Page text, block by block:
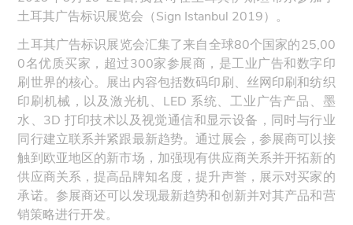
土耳其广告标识展览会（Sign Istanbul 2019）。
土耳其广告标识展览会汇集了来自全球80个国家的25,00
0名优质买家，超过300家参展商，是工业广告和数字印
刷世界的核心。展出内容包括数码印刷、丝网印刷和纺织
印刷机械，以及激光机、LED 系统、工业广告产品、墨
水、3D 打印技术以及视觉通信和显示设备，同时与行业
同行建立联系并紧跟最新趋势。通过展会，参展商可以接
触到欧亚地区的新市场，加强现有供应商关系并开拓新的
供应商关系，提高品牌知名度，提升声誉，展示对买家的
承诺。参展商还可以发现最新趋势和创新并对其产品和营
销策略进行开发。